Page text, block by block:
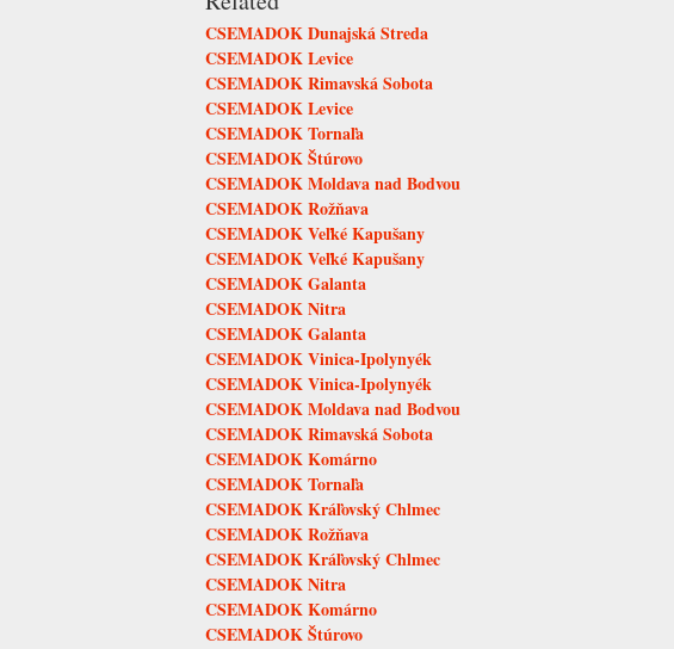
CSEMADOK Dunajská Streda
CSEMADOK Levice
CSEMADOK Rimavská Sobota
CSEMADOK Levice
CSEMADOK Tornaľa
CSEMADOK Štúrovo
CSEMADOK Moldava nad Bodvou
CSEMADOK Rožňava
CSEMADOK Veľké Kapušany
CSEMADOK Veľké Kapušany
CSEMADOK Galanta
CSEMADOK Nitra
CSEMADOK Galanta
CSEMADOK Vinica-Ipolynyék
CSEMADOK Vinica-Ipolynyék
CSEMADOK Moldava nad Bodvou
CSEMADOK Rimavská Sobota
CSEMADOK Komárno
CSEMADOK Tornaľa
CSEMADOK Kráľovský Chlmec
CSEMADOK Rožňava
CSEMADOK Kráľovský Chlmec
CSEMADOK Nitra
CSEMADOK Komárno
CSEMADOK Štúrovo